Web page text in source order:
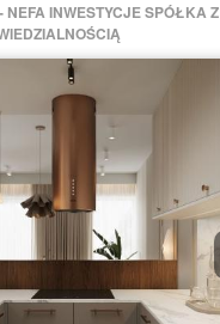
INWESTYCJE SPÓŁKA Z